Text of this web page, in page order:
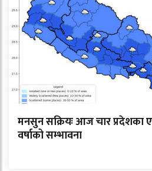
मनसुन सक्रियः आज चार प्रदेशका
वर्षाको सम्भावना